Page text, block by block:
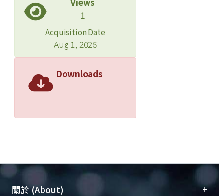
1
Acquisition Date
Aug 1, 2026
Downloads
關於 (About) +